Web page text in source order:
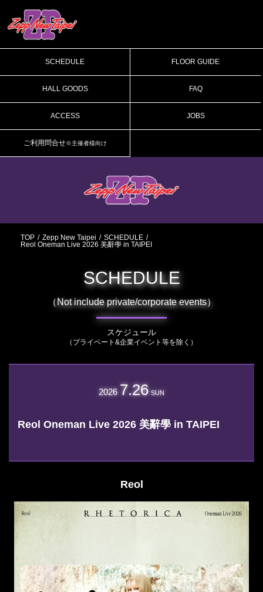
SCHEDULE FLOOR GUIDE
HALL GOODS FAQ
ACCESS JOBS
ご利用問合せ※主催者様向け
TOP Zepp New Taipei
SCHEDULE
Reol Oneman Live 2026 美辭學 in TAIPEI
SCHEDULE
（Not include private/corporate events）
スケジュール
（プライベート&企業イベント等を除く）
2026 7.26 SUN
Reol Oneman Live 2026 美辭學 in TAIPEI
Reol